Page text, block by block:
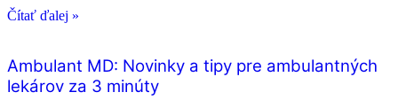
Čítať ďalej »
Ambulant MD: Novinky a tipy pre ambulantných
lekárov za 3 minúty